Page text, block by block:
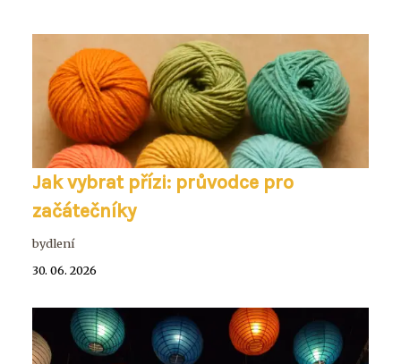
Jak vybrat přízi: průvodce pro
začátečníky
bydlení
30. 06. 2026